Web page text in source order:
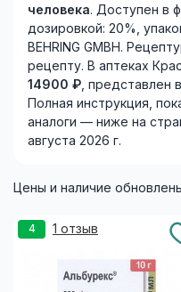
человека. Доступен в
дозировкой: 20%,
BEHRING GMBH.
рецепту. В аптеках
14900 ₽, представлен
Полная инструкция,
аналоги — ниже на
августа 2026 г.
Цены и наличие
4 1 отзыв